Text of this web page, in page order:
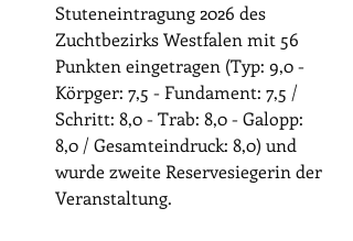
Stuteneintragung 2026 des
Zuchtbezirks Westfalen mit 56
Punkten eingetragen (Typ: 9,0 -
Körpger: 7,5 - Fundament: 7,5 /
Schritt: 8,0 - Trab: 8,0 - Galopp:
8,0 / Gesamteindruck: 8,0) und
wurde zweite Reservesiegerin der
Veranstaltung.